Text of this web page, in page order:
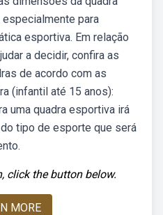
para
esportiva. Em relação
a decidir, confira as
de acordo com as
(infantil até 15 anos):
uma quadra esportiva irá
tipo de esporte que será
click the button below.
MORE